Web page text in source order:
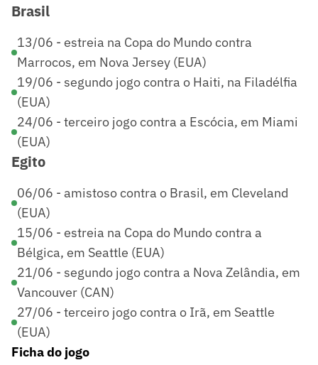
Brasil
13/06 - estreia na Copa do Mundo contra
Marrocos, em Nova Jersey (EUA)
19/06 - segundo jogo contra o Haiti, na Filadélfia
(EUA)
24/06 - terceiro jogo contra a Escócia, em Miami
(EUA)
Egito
06/06 - amistoso contra o Brasil, em Cleveland
(EUA)
15/06 - estreia na Copa do Mundo contra a
Bélgica, em Seattle (EUA)
21/06 - segundo jogo contra a Nova Zelândia, em
Vancouver (CAN)
27/06 - terceiro jogo contra o Irã, em Seattle
(EUA)
Ficha do jogo